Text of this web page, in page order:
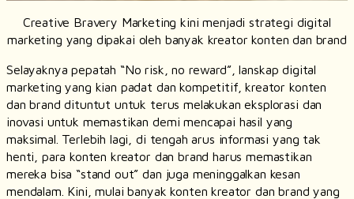
Creative Bravery Marketing kini menjadi strategi digital
marketing yang dipakai oleh banyak kreator konten dan brand
Selayaknya pepatah “No risk, no reward”, lanskap digital
marketing yang kian padat dan kompetitif, kreator konten
danbrand dituntut untuk terus melakukan eksplorasi dan
inovasi untuk memastikan demi mencapai hasil yang
maksimal. Terlebih lagi, di tengah arus informasi yang tak
henti, para konten kreator danbrand harus memastikan
mereka bisa “stand out” dan juga meninggalkan kesan
mendalam. Kini, mulai banyak konten kreator danbrand yang